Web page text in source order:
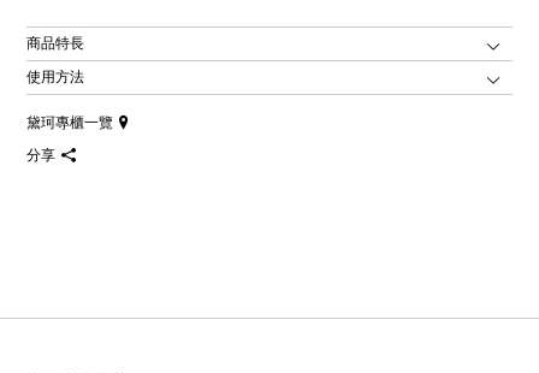
商品特長
使用方法
黛珂專櫃一覽
分享